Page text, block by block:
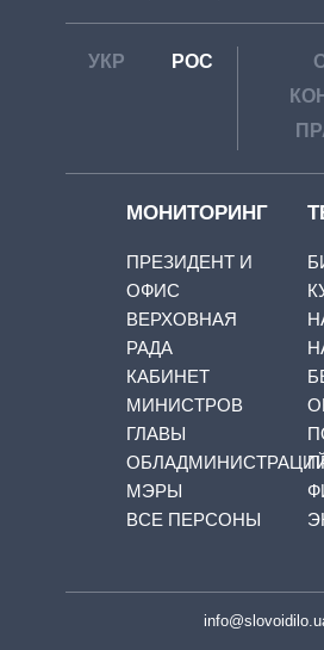
УКР РОС
МОНИТОРИНГ
ПРЕЗИДЕНТ И
ОФИС
ВЕРХОВНАЯ
РАДА
КАБИНЕТ
МИНИСТРОВ
ГЛАВЫ
МЭРЫ
ВСЕ ПЕРСОНЫ